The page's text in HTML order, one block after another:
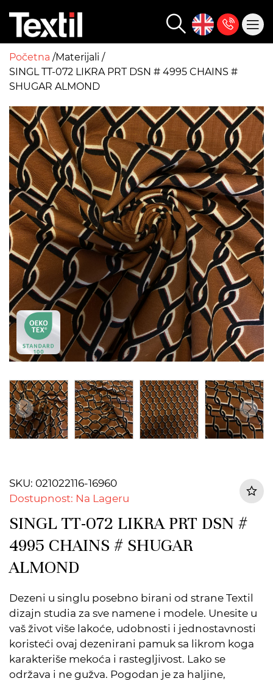
Početna Materijali
SINGL TT-072 LIKRA PRT DSN # 4995 CHAINS #
SHUGAR ALMOND
SKU: 021022116-16960
Dostupnost: Na Lageru
SINGL TT-072 LIKRA PRT DSN #
4995 CHAINS # SHUGAR
ALMOND
Dezeni u singlu posebno birani od strane Textil
dizajn studia za sve namene i modele. Unesite u
vaš život više lakoće, udobnosti i jednostavnosti
koristeći ovaj dezenirani pamuk sa likrom koga
karakteriše mekoća i rastegljivost. Lako se
održava i ne gužva. Pogodan je za haljine,